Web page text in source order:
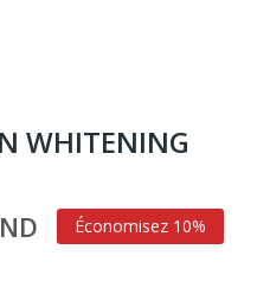
WHITENING
Économisez 10%